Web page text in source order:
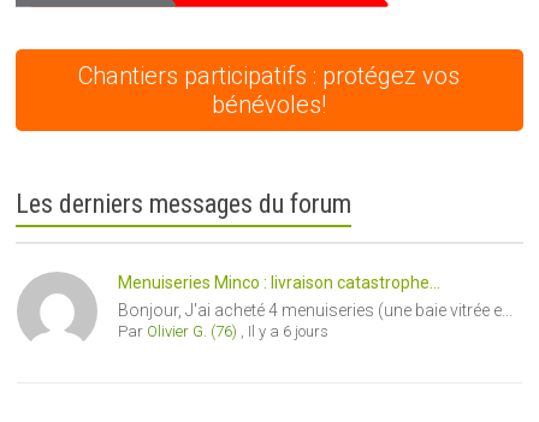
Chantiers participatifs : protégez vos
bénévoles!
Les derniers messages du forum
Menuiseries Minco : livraison catastrophe...
Bonjour, J'ai acheté 4 menuiseries (une baie vitrée e...
Par Olivier G. (76) Il y a 6 jours